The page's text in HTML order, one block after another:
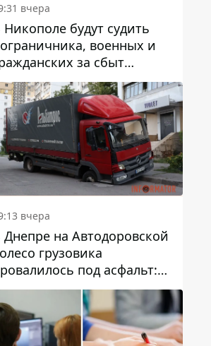
вчера
Никополе будут судить
военных и
за сбыт
вчера
Днепре на Автодоровской
грузовика
под асфальт:
заблокировано